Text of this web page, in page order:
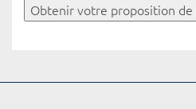
Obtenir votre proposition de